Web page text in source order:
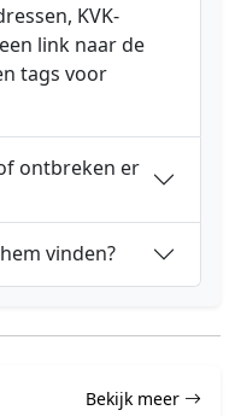
KVK-
link naar de
tags voor
ontbreken er
vinden?
Bekijk meer